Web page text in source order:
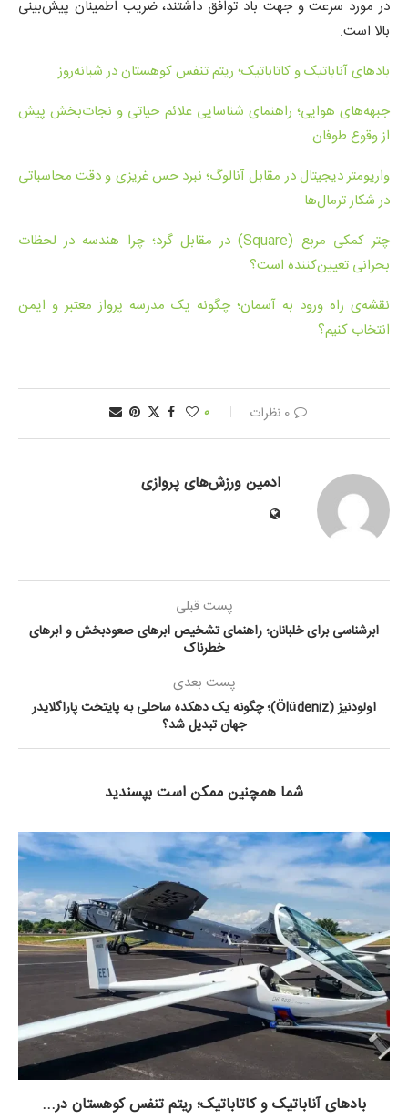
در مورد سرعت و جهت باد توافق داشتند، ضریب اطمینان پیش‌بینی
بالا است.
بادهای آناباتیک و کاتاباتیک؛ ریتم تنفس کوهستان در شبانه‌روز
جبهه‌های هوایی؛ راهنمای شناسایی علائم حیاتی و نجات‌بخش پیش
از وقوع طوفان
واریومتر دیجیتال در مقابل آنالوگ؛ نبرد حس غریزی و دقت محاسباتی
در شکار ترمال‌ها
چتر کمکی مربع (Square) در مقابل گرد؛ چرا هندسه در لحظات
بحرانی تعیین‌کننده است؟
نقشه‌ی راه ورود به آسمان؛ چگونه یک مدرسه پرواز معتبر و ایمن
انتخاب کنیم؟
0 نظرات 0
ادمین ورزش‌های پروازی
پست قبلی
ابرشناسی برای خلبانان؛ راهنمای تشخیص ابرهای صعودبخش و ابرهای
خطرناک
پست بعدی
اولودنیز (Ölüdeniz)؛ چگونه یک دهکده ساحلی به پایتخت پاراگلایدر
جهان تبدیل شد؟
شما همچنین ممکن است بپسندید
بادهای آناباتیک و کاتاباتیک؛ ریتم تنفس کوهستان در...